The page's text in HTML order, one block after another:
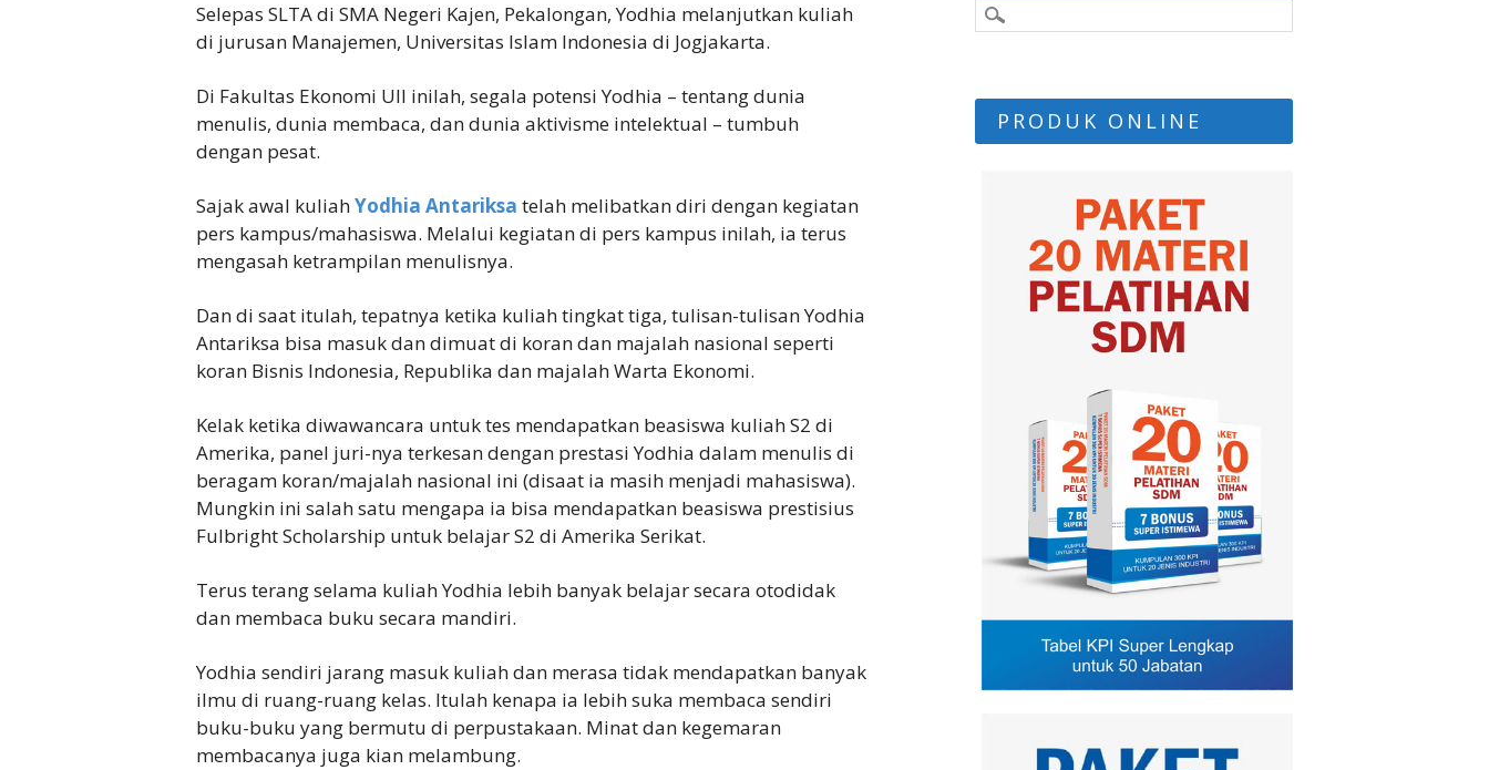
Selepas SLTA di SMA Negeri Kajen, Pekalongan, Yodhia melanjutkan kuliah
di jurusan Manajemen, Universitas Islam Indonesia di Jogjakarta.
Di Fakultas Ekonomi UII inilah, segala potensi Yodhia – tentang dunia
menulis, dunia membaca, dan dunia aktivisme intelektual – tumbuh
dengan pesat.
Sajak awal kuliahYodhia Antariksa telah melibatkan diri dengan kegiatan
pers kampus/mahasiswa. Melalui kegiatan di pers kampus inilah, ia terus
mengasah ketrampilan menulisnya.
Dan di saat itulah, tepatnya ketika kuliah tingkat tiga, tulisan-tulisan Yodhia
Antariksa bisa masuk dan dimuat di koran dan majalah nasional seperti
koran Bisnis Indonesia, Republika dan majalah Warta Ekonomi.
Kelak ketika diwawancara untuk tes mendapatkan beasiswa kuliah S2 di
Amerika, panel juri-nya terkesan dengan prestasi Yodhia dalam menulis di
beragam koran/majalah nasional ini (disaat ia masih menjadi mahasiswa).
Mungkin ini salah satu mengapa ia bisa mendapatkan beasiswa prestisius
Fulbright Scholarship untuk belajar S2 di Amerika Serikat.
Terus terang selama kuliah Yodhia lebih banyak belajar secara otodidak
dan membaca buku secara mandiri.
Yodhia sendiri jarang masuk kuliah dan merasa tidak mendapatkan banyak
ilmu di ruang-ruang kelas. Itulah kenapa ia lebih suka membaca sendiri
buku-buku yang bermutu di perpustakaan. Minat dan kegemaran
membacanya juga kian melambung.
PRODUK ONLINE